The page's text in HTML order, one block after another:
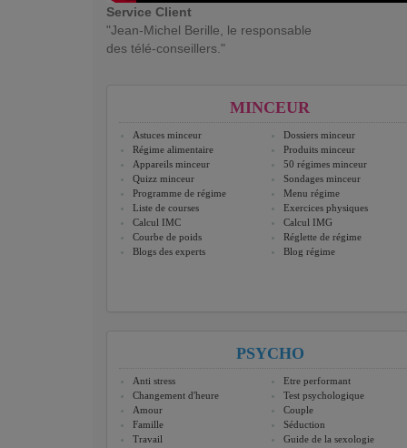
Service Client
"Jean-Michel Berille, le responsable
des télé-conseillers."
MINCEUR
Astuces minceur
Dossiers minceur
Régime alimentaire
Produits minceur
Appareils minceur
50 régimes minceur
Quizz minceur
Sondages minceur
Programme de régime
Menu régime
Liste de courses
Exercices physiques
Calcul IMC
Calcul IMG
Courbe de poids
Réglette de régime
Blogs des experts
Blog régime
PSYCHO
Anti stress
Etre performant
Changement d'heure
Test psychologique
Amour
Couple
Famille
Séduction
Travail
Guide de la sexologie